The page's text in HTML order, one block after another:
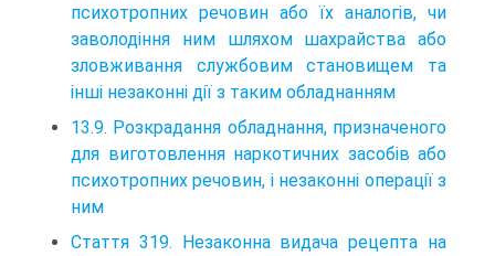
психотропних речовин або їх аналогів, чи
заволодіння ним шляхом шахрайства або
зловживання службовим становищем та
інші незаконні дії з таким обладнанням
13.9. Розкрадання обладнання, призначеного
для виготовлення наркотичних засобів або
психотропних речовин, і незаконні операції з
ним
Стаття 319. Незаконна видача рецепта на